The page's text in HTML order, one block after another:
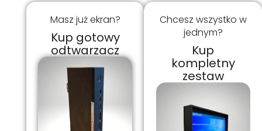
Masz już ekran?
Kup gotowy
odtwarzacz
Chcesz wszystko w
jednym?
Kup
kompletny
zestaw